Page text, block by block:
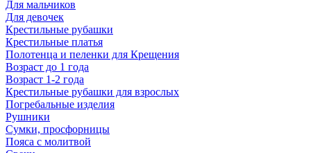
Для мальчиков
Для девочек
Крестильные рубашки
Крестильные платья
Полотенца и пеленки для Крещения
Возраст до 1 года
Возраст 1-2 года
Крестильные рубашки для взрослых
Погребальные изделия
Рушники
Сумки, просфорницы
Пояса с молитвой